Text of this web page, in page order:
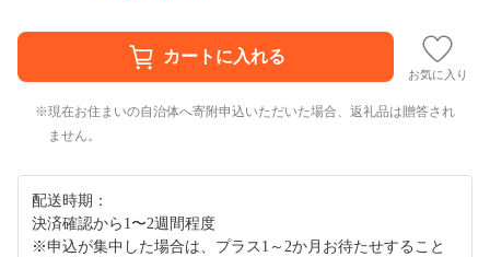
お気に入り
現在お住まいの自治体へ寄附申込いただいた場合、返礼品は贈答され
ません。
配送時期：
決済確認から1〜2週間程度
※申込が集中した場合は、プラス1～2か月お待たせすること